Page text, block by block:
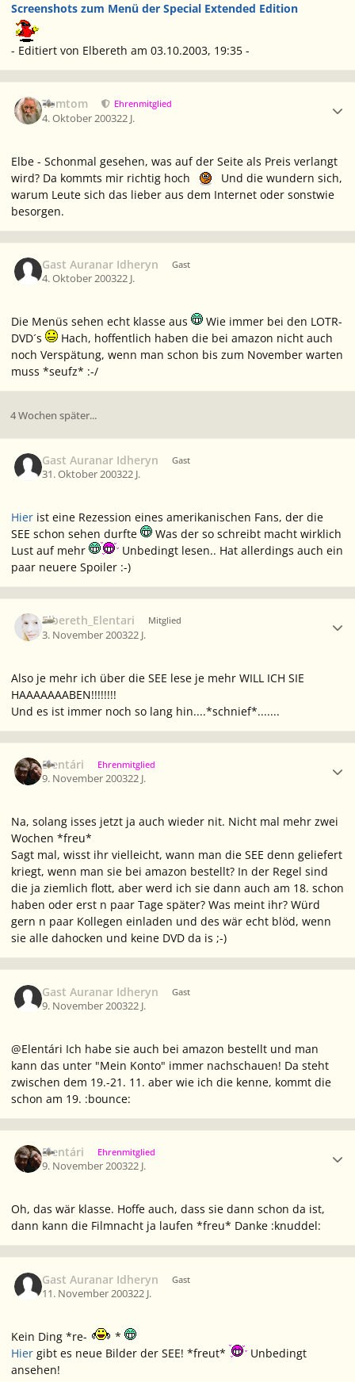
Screenshots zum Menü der Special Extended Edition
- Editiert von Elbereth am 03.10.2003, 19:35 -
Tomtom Ehrenmitglied
4. Oktober 200322 J.
Elbe - Schonmal gesehen, was auf der Seite als Preis verlangt
wird? Da kommts mir richtig hoch
Und die wundern sich,
warum Leute sich das lieber aus dem Internet oder sonstwie
besorgen.
Gast Auranar Idheryn Gast
4. Oktober 200322 J.
Die Menüs sehen echt klasse aus
Wie immer bei den LOTR-
DVD´s
Hach, hoffentlich haben die bei amazon nicht auch
noch Verspätung, wenn man schon bis zum November warten
muss *seufz* :-/
4 Wochen später...
Gast Auranar Idheryn Gast
31. Oktober 200322 J.
Hier ist eine Rezession eines amerikanischen Fans, der die
SEE schon sehen durfte
Was der so schreibt macht wirklich
Lust auf mehr
Unbedingt lesen.. Hat allerdings auch ein
paar neuere Spoiler :-)
Elbereth_Elentari Mitglied
3. November 200322 J.
Also je mehr ich über die SEE lese je mehr WILL ICH SIE
HAAAAAAABEN!!!!!!!!
Und es ist immer noch so lang hin....*schnief*.......
Elentári Ehrenmitglied
9. November 200322 J.
Na, solang isses jetzt ja auch wieder nit. Nicht mal mehr zwei
Wochen *freu*
Sagt mal, wisst ihr vielleicht, wann man die SEE denn geliefert
kriegt, wenn man sie bei amazon bestellt? In der Regel sind
die ja ziemlich flott, aber werd ich sie dann auch am 18. schon
haben oder erst n paar Tage später? Was meint ihr? Würd
gern n paar Kollegen einladen und des wär echt blöd, wenn
sie alle dahocken und keine DVD da is ;-)
Gast Auranar Idheryn Gast
9. November 200322 J.
@Elentári Ich habe sie auch bei amazon bestellt und man
kann das unter "Mein Konto" immer nachschauen! Da steht
zwischen dem 19.-21. 11. aber wie ich die kenne, kommt die
schon am 19. :bounce:
Elentári Ehrenmitglied
9. November 200322 J.
Oh, das wär klasse. Hoffe auch, dass sie dann schon da ist,
dann kann die Filmnacht ja laufen *freu* Danke :knuddel:
Gast Auranar Idheryn Gast
11. November 200322 J.
Kein Ding *re-
*
Hier gibt es neue Bilder der SEE! *freut*
Unbedingt
ansehen!